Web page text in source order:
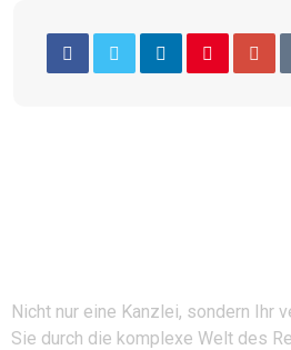
Nicht nur eine Kanzlei, sondern Ihr
Sie durch die komplexe Welt des